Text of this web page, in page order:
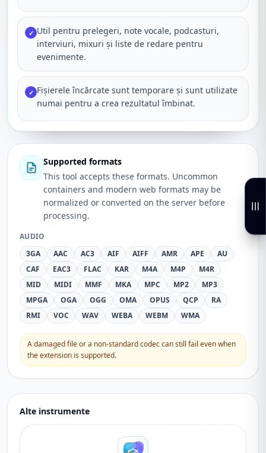
✓ Util pentru prelegeri, note vocale, podcasturi,
interviuri, mixuri și liste de redare pentru
evenimente.
✓ Fișierele încărcate sunt temporare și sunt utilizate
numai pentru a crea rezultatul îmbinat.
Supported formats
This tool accepts these formats. Uncommon
containers and modern web formats may be
normalized or converted on the server before
processing.
AUDIO
3GA
AAC AC3 AIF AIFF AMR APE
AU
CAF
EAC3 FLAC KAR M4A M4P
M4R
MID
MIDI MMF MKA MPC MP2
MP3
MPGA
OGA OGG OMA OPUS QCP
RA
RMI
VOC WAV WEBA WEBM WMA
A damaged file or a non-standard codec can still fail even when
the extension is supported.
Alte instrumente